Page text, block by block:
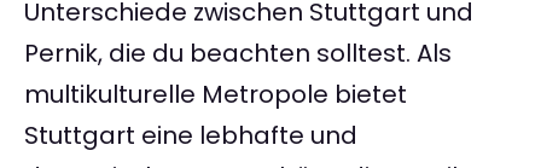
Unterschiede zwischen Stuttgart und
Pernik, die du beachten solltest. Als
multikulturelle Metropole bietet
Stuttgart eine lebhafte und